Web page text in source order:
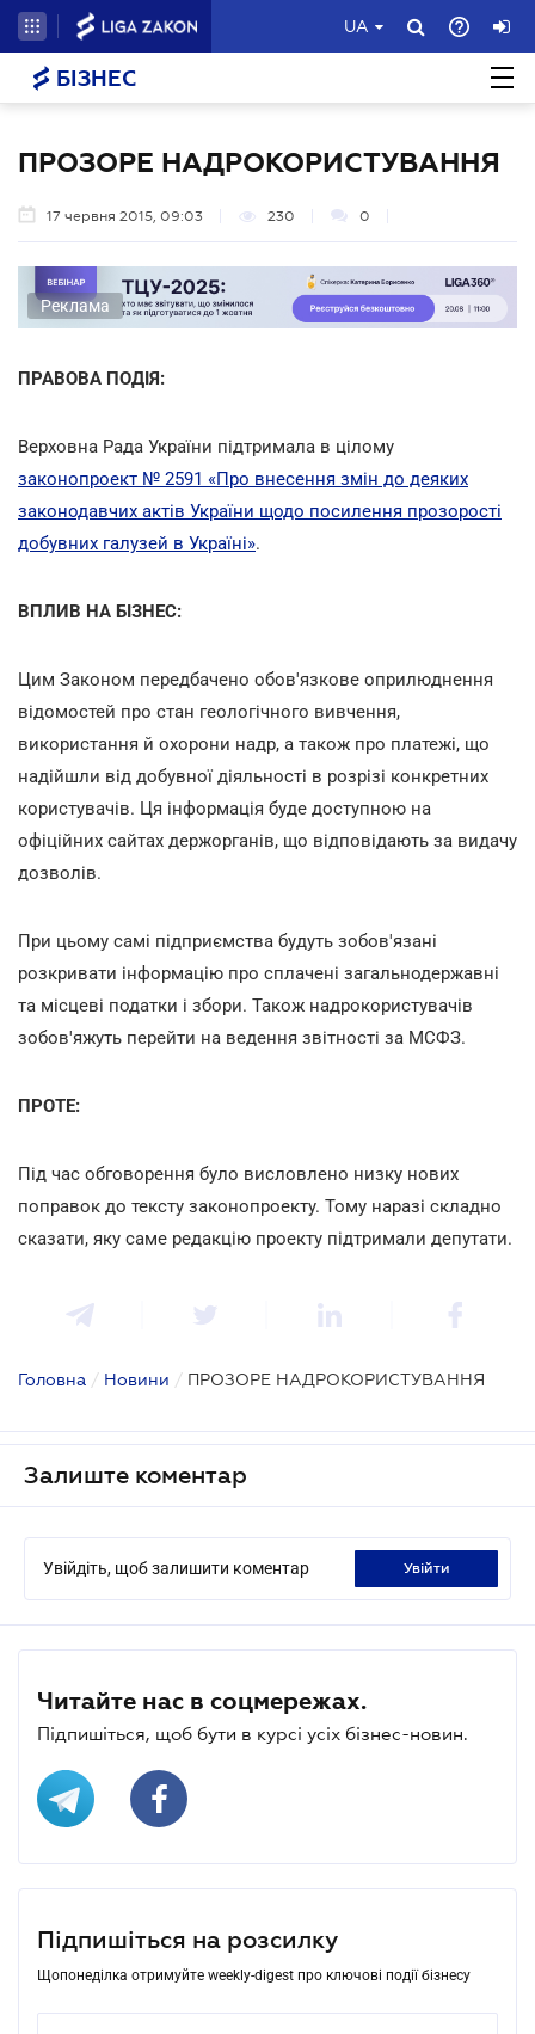
UA
БІЗНЕС
ПРОЗОРЕ НАДРОКОРИСТУВАННЯ
17 червня 2015, 09:03 230 0
Реклама
ПРАВОВА ПОДІЯ:
Верховна Рада України підтримала в цілому
законопроект № 2591 «Про внесення змін до деяких
законодавчих актів України щодо посилення прозорості
добувних галузей в Україні».
ВПЛИВ НА БІЗНЕС:
Цим Законом передбачено обов'язкове оприлюднення
відомостей про стан геологічного вивчення,
використання й охорони надр, а також про платежі, що
надійшли від добувної діяльності в розрізі конкретних
користувачів. Ця інформація буде доступною на
офіційних сайтах держорганів, що відповідають за видачу
дозволів.
При цьому самі підприємства будуть зобов'язані
розкривати інформацію про сплачені загальнодержавні
та місцеві податки і збори. Також надрокористувачів
зобов'яжуть перейти на ведення звітності за МСФЗ.
ПРОТЕ:
Під час обговорення було висловлено низку нових
поправок до тексту законопроекту. Тому наразі складно
сказати, яку саме редакцію проекту підтримали депутати.
Головна / Новини / ПРОЗОРЕ НАДРОКОРИСТУВАННЯ
Залиште коментар
Увійдіть, щоб залишити коментар увійти
Читайте нас в соцмережах.
Підпишіться, щоб бути в курсі усіх бізнес-новин.
Підпишіться на розсилку
Щопонеділка отримуйте weekly-digest про ключові події бізнесу